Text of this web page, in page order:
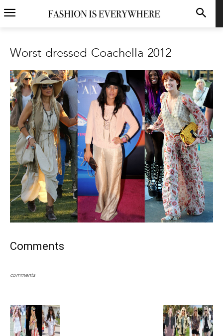
Worst-dressed-Coachella-2012
Comments
comments